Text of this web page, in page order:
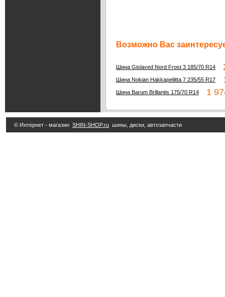
Возможно Вас
Шина Gislaved Nord Frost 3 185/70 R14
Шина Nokian Hakkapeliitta 7 235/55 R17
Шина Barum Brillantis 175/70 R14 1
© Интернет - магазин SHIN-SHOP.ru шины, диски, автозапчасти